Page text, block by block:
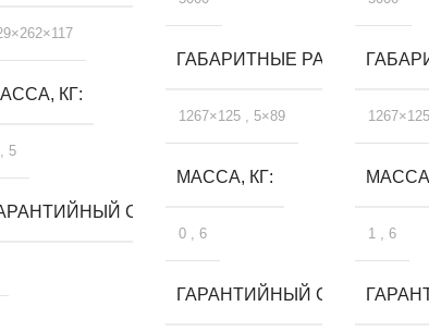
КГ
5
СРОК, ЛЕТ
ГАБАРИТНЫЕ РАЗМЕРЫ, ММ
1267×125 5×89
МАССА, КГ
0 6
ГАРАНТИЙНЫЙ СРОК, ЛЕТ
1267×125
1 ,6